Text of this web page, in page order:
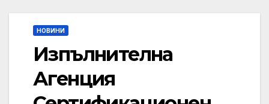
НОВИНИ
Изпълнителна
Агенция